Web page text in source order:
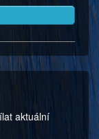
aktuální